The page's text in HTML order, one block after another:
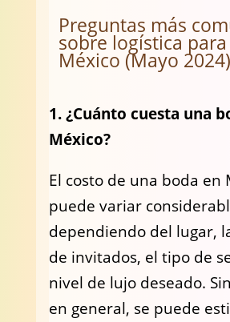
Preguntas más
sobre logística
México (Mayo
1. ¿Cuánto cuesta una
México?
El costo de una boda en
puede variar
dependiendo del lugar,
de invitados, el tipo de
nivel de lujo deseado.
en general, se puede